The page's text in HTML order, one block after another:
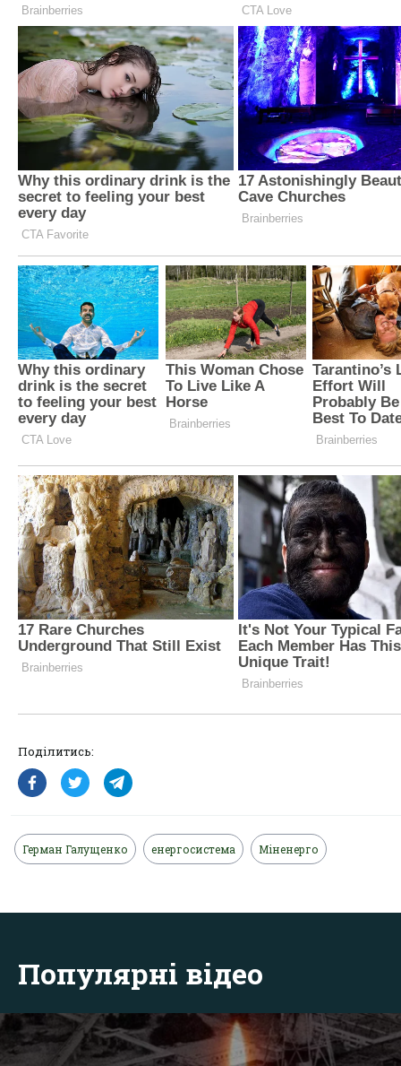
Поділитись:
Герман Галущенко енергосистема Міненерго
Популярні відео